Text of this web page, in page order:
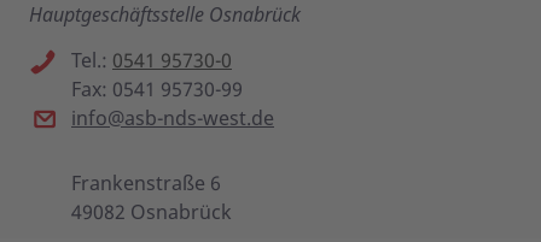
Hauptgeschäftsstelle Osnabrück
Tel.: 0541 95730-0
Fax: 0541 95730-99
info@asb-nds-west.de
Frankenstraße 6
49082 Osnabrück